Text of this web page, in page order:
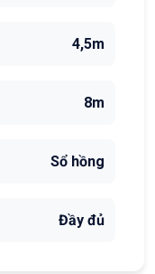
4,5m
8m
Sổ hồng
Đầy đủ